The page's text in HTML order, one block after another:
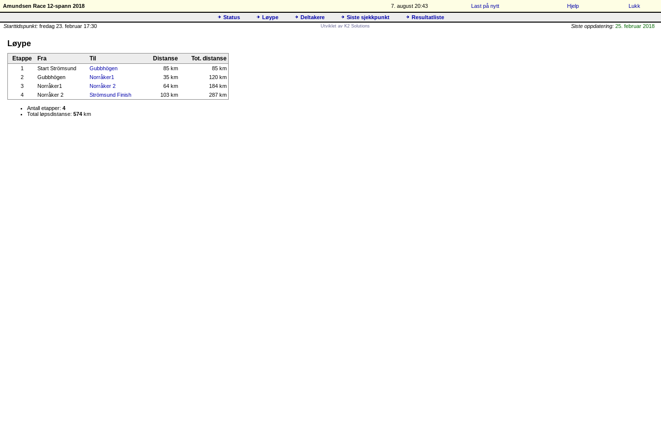
Amundsen Race 12-spann 2018 7. august 20:43 Last på nytt Hjelp
Lukk
Status
Løype Deltakere Siste sjekkpunkt
Resultatliste
Starttidspunkt: fredag 23. februar 17:30 Utviklet av K2 Solutions Siste oppdatering: 25. februar 2018
Løype
Etappe Fra Til Distanse Tot. distanse
1 Start Strömsund Gubbhögen 85 km
85 km
2
Gubbhögen Norråker1 35 km
120 km
3
Norråker1 Norråker 2 64 km
184 km
4
Norråker 2 Strömsund Finish 103 km 287 km
Antall etapper: 4
Total løpsdistanse: 574 km